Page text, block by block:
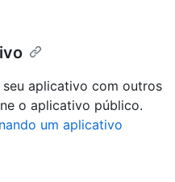
aplicativo com outros
o aplicativo público.
um aplicativo